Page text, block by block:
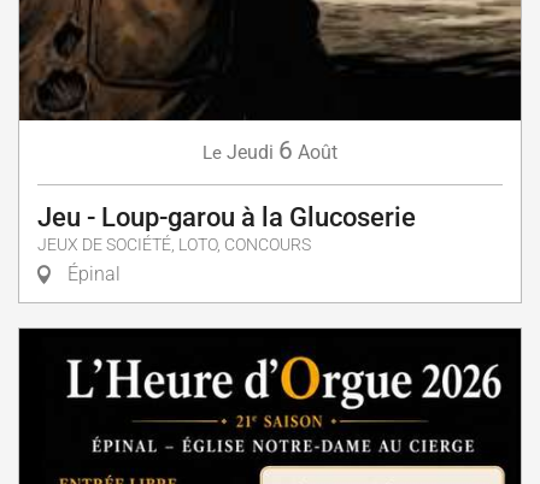
Le Jeudi 6 Août
Jeu - Loup-garou à la Glucoserie
JEUX DE SOCIÉTÉ, LOTO, CONCOURS
Épinal